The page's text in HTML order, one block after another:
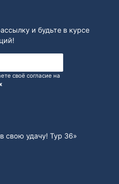
и будьте в курсе
своё согласие на
свою удачу! Тур 36»